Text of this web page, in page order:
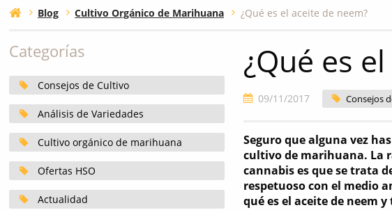
Blog Cultivo Orgánico de Marihuana ¿Qué es el aceite de neem?
¿Qué es
09/11/2017 Consejos
Seguro que alguna vez
cultivo de marihuana. La
cannabis es que se trata
respetuoso con el medio
qué es el aceite de neem
Categorías
Consejos de Cultivo
Análisis de Variedades
Cultivo orgánico de marihuana
Ofertas HSO
Actualidad